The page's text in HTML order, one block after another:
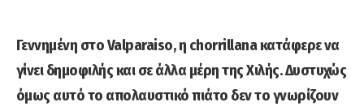
Γεννημένη στο Valparaiso, η chorrillana κατάφερε να
γίνει δημοφιλής και σε άλλα μέρη της Χιλής. Δυστυχώς
όμως αυτό το απολαυστικό πιάτο δεν το γνωρίζουν